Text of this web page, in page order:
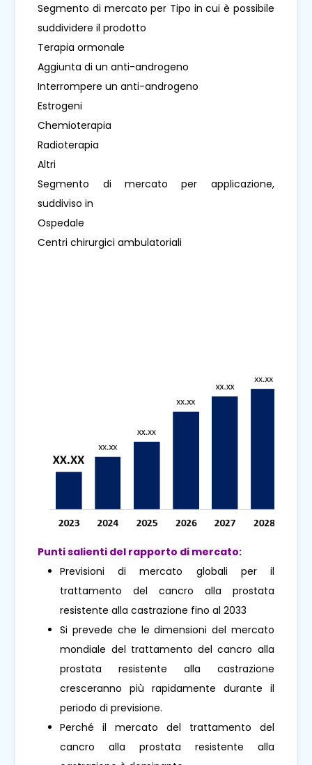
Segmento di mercato per Tipo in cui è possibile
suddividere il prodotto
Terapia ormonale
Aggiunta di un anti-androgeno
Interrompere un anti-androgeno
Estrogeni
Chemioterapia
Radioterapia
Altri
Segmento di mercato per applicazione,
suddiviso in
Ospedale
Centri chirurgici ambulatoriali
Punti salienti del rapporto di mercato:
Previsioni di mercato globali per il
trattamento del cancro alla prostata
resistente alla castrazione fino al 2033
Si prevede che le dimensioni del mercato
mondiale del trattamento del cancro alla
prostata resistente alla castrazione
cresceranno più rapidamente durante il
periodo di previsione.
Perché il mercato del trattamento del
cancro alla prostata resistente alla